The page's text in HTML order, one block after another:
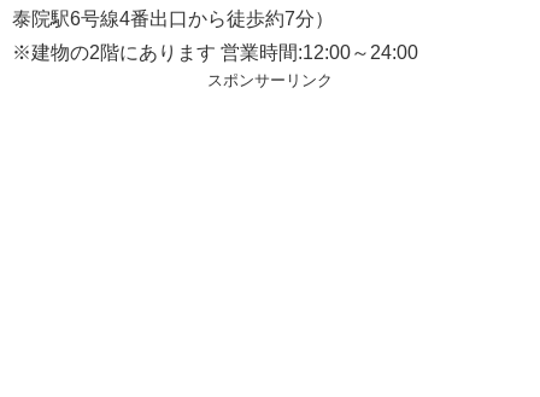
泰院駅6号線4番出口から徒歩約7分）
※建物の2階にあります 営業時間:12:00～24:00
スポンサーリンク